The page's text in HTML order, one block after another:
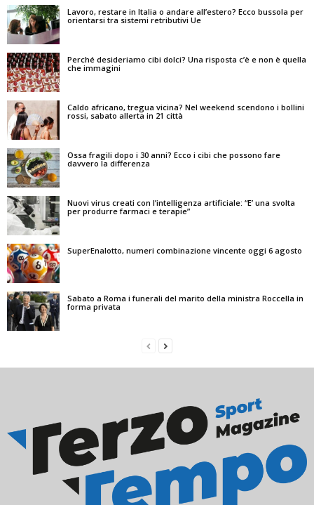
Lavoro, restare in Italia o andare all’estero? Ecco bussola per
orientarsi tra sistemi retributivi Ue
Perché desideriamo cibi dolci? Una risposta c’è e non è quella
che immagini
Caldo africano, tregua vicina? Nel weekend scendono i bollini
rossi, sabato allerta in 21 città
Ossa fragili dopo i 30 anni? Ecco i cibi che possono fare
davvero la differenza
Nuovi virus creati con l’intelligenza artificiale: “E’ una svolta
per produrre farmaci e terapie”
SuperEnalotto, numeri combinazione vincente oggi 6 agosto
Sabato a Roma i funerali del marito della ministra Roccella in
forma privata